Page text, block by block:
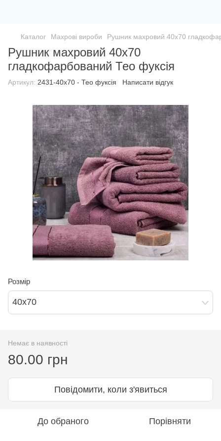
Каталог Махрові вироби Рушник махровий 40х70
Рушник махровий 40х70
гладкофарбований Тео фуксія
Артикул: 2431-40х70 - Тео фуксія Написати відгук
Розмір
40х70
Немає в наявності
80.00 грн
Повідомити, коли з'явиться
До обраного Порівняти